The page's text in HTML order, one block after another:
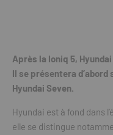
Après la Ioniq 5,
Il se présentera d’abord
Hyundai Seven.
Hyundai est à fond dans
elle se distingue